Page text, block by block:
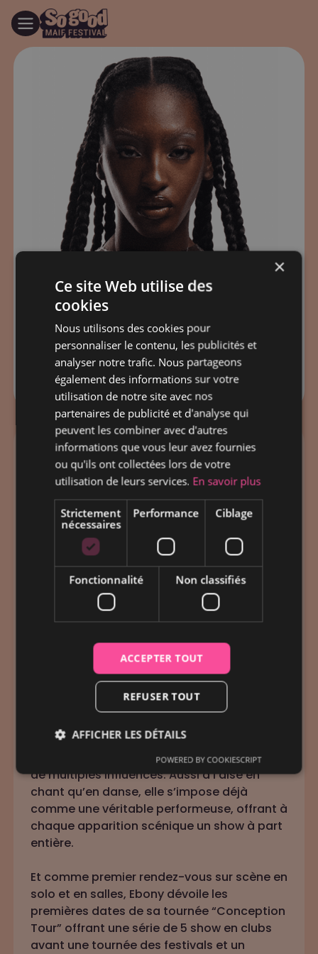
Ebony
CONCERT LYON
Finaliste de la saison 2024 de la
Star
Academy, Ebony s’est révélée au grand
public avec son premier titre «
Unforgettable », mettant en lumière des
prouesses vocales remarquées. Elle a plus
récemment continué de se dévoiler avec
l’envoûtant “Mon Paradis” et le puissant «
Rage », un titre au style alternatif, qui
s’inspire des rythmiques bouyon et
sonorités électro.
Artiste complète, Ebony façonne une
identité singulière et captivante, nourrie par
de multiples influences. Aussi à l’aise en
chant qu’en danse, elle s’impose déjà
comme une véritable performeuse, offrant à
chaque apparition scénique un show à part
entière.
Et comme premier rendez-vous sur scène en
solo et en salles, Ebony dévoile les
premières dates de sa tournée “Conception
Tour” offrant une série de 5 show en clubs
avant une tournée des festivals et un
×
Ce site Web utilise des
cookies
Nous utilisons des cookies pour
personnaliser le contenu, les publicités et
analyser notre trafic. Nous partageons
également des informations sur votre
utilisation de notre site avec nos
partenaires de publicité et d'analyse qui
peuvent les combiner avec d'autres
informations que vous leur avez fournies
ou qu'ils ont collectées lors de votre
utilisation de leurs services. En savoir plus
Strictement
nécessaires
Performance Ciblage
Fonctionnalité Non classifiés
ACCEPTER TOUT
REFUSER TOUT
AFFICHER LES DÉTAILS
POWERED BY COOKIESCRIPT